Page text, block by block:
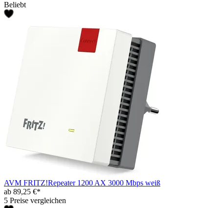
Beliebt
AVM FRITZ!Repeater 1200 AX 3000 Mbps weiß
ab 89,25 €*
5 Preise vergleichen